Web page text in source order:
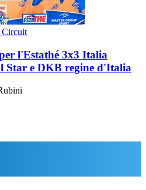
Circuit
l'Estathé 3x3 Italia
Star e DKB regine d'Italia